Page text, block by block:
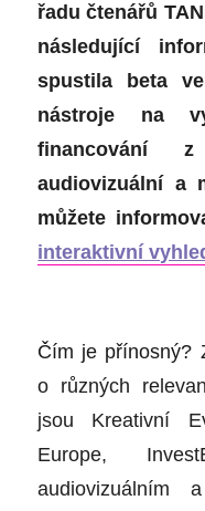
řadu čtenářů
následující
spustila
beta
nástroje na
financování
audiovizuální a
můžete
interaktivní
Čím je přínosný?
o různých
jsou Kreativní
Europe,
audiovizuálním